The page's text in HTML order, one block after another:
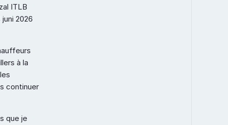
ITLB
2026
à la
continuer
que je